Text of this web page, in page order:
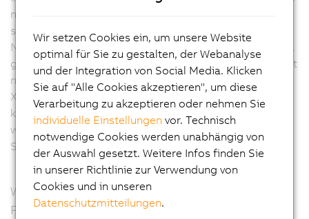
miteinander kombiniert werden können, waren
sicherlich der erste große Meilenstein. Aktuell zielen
Neuerungen etwa auf die kompakte Antriebstechnik ab,
gehen aber auch in Richtung High-Density-Produkte, mit
noch mehr Kanälen in einer kompakten Bauform. Die
X20-Steuerung ist multifunktional, das heißt, Kanäle
können so konfiguriert werden, wie sie abgebildet
werden sollen, etwa mit Eingang, Ausgang oder dem
Signaltyp, der verarbeitet wird.
Wie wird sich Ihrer Meinung nach das X20-
Portfolio in den kommenden Jahren
Wir setzen Cookies ein, um unsere Website
optimal für Sie zu gestalten, der Webanalyse
und der Integration von Social Media. Klicken
Sie auf "Alle Cookies akzeptieren", um diese
Verarbeitung zu akzeptieren oder nehmen Sie
individuelle Einstellungen vor. Technisch
notwendige Cookies werden unabhängig von
der Auswahl gesetzt. Weitere Infos finden Sie
in unserer Richtlinie zur Verwendung von
Cookies und in unseren
Datenschutzmitteilungen.